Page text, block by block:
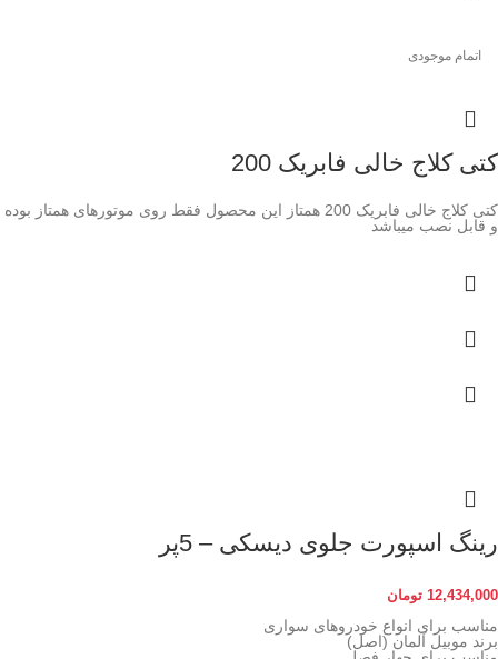
اتمام موجودی
کتی کلاج خالی فابریک 200
کتی کلاج خالی فابریک 200 همتاز این محصول فقط روی موتورهای همتاز بوده
و قابل نصب میباشد
رینگ اسپورت جلوی دیسکی – 5پر
12,434,000 تومان
مناسب برای انواع خودروهای سواری
برند موبیل آلمان (اصل)